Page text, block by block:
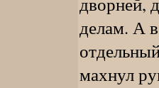
делам. А
махнул